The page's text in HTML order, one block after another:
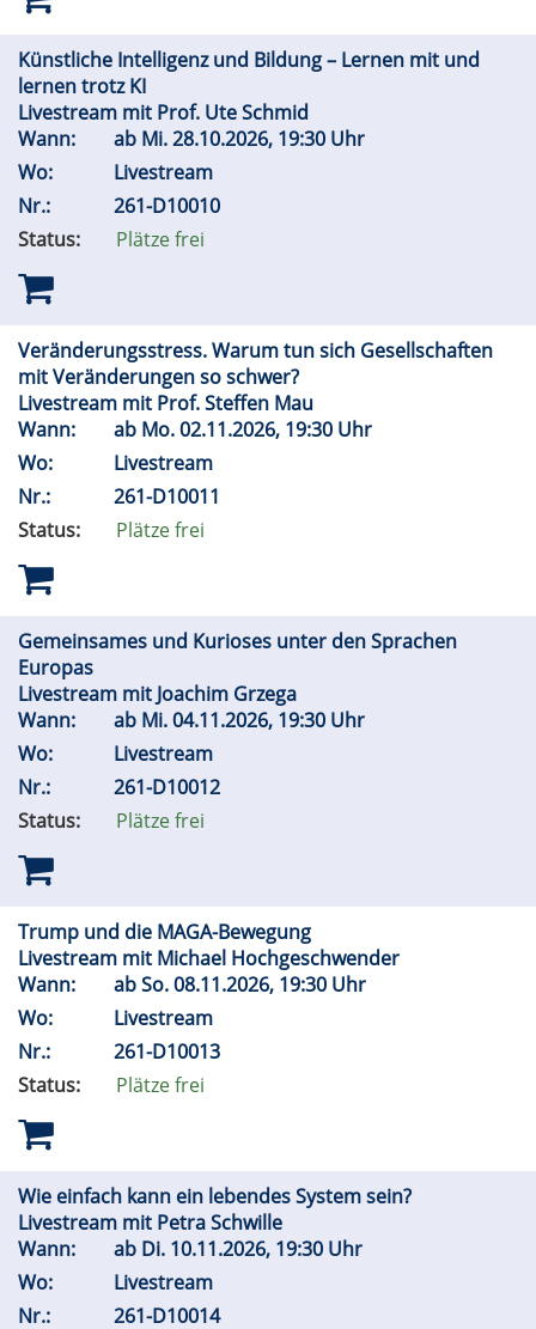
Künstliche Intelligenz und Bildung – Lernen mit und
lernen trotz KI
Livestream mit Prof. Ute Schmid
Wann:
ab Mi.28.10.2026, 19:30 Uhr
Wo:
Livestream
Nr.:
261-D10010
Status:
Plätze frei
Veränderungsstress. Warum tun sich Gesellschaften
mit Veränderungen so schwer?
Livestream mit Prof. Steffen Mau
Wann:
ab Mo.02.11.2026, 19:30 Uhr
Wo:
Livestream
Nr.:
261-D10011
Status:
Plätze frei
Gemeinsames und Kurioses unter den Sprachen
Europas
Livestream mit Joachim Grzega
Wann:
ab Mi.04.11.2026, 19:30 Uhr
Wo:
Livestream
Nr.:
261-D10012
Status:
Plätze frei
Trump und die MAGA-Bewegung
Livestream mit Michael Hochgeschwender
Wann:
abSo.08.11.2026, 19:30 Uhr
Wo:
Livestream
Nr.:
261-D10013
Status:
Plätze frei
Wie einfach kann ein lebendes System sein?
Livestream mit Petra Schwille
Wann:
ab Di. 10.11.2026, 19:30 Uhr
Wo:
Livestream
Nr.:
261-D10014